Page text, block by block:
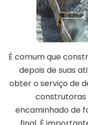
É comum que
depois de suas
obter o serviço de
construtoras
encaminhado de